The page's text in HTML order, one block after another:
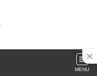
MENU